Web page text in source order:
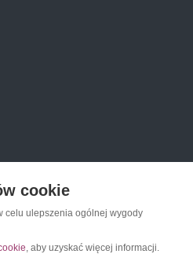
cookie
celu ulepszenia ogólnej wygody
, aby uzyskać więcej informacji.